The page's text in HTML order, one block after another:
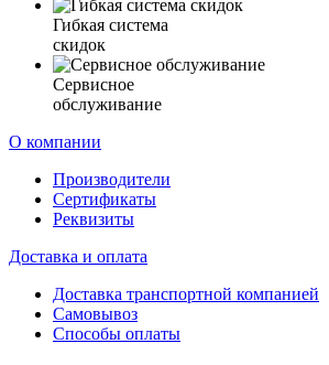
Гибкая система
скидок
Сервисное
обслуживание
О компании
Производители
Сертификаты
Реквизиты
Доставка и оплата
Доставка транспортной компанией
Самовывоз
Способы оплаты